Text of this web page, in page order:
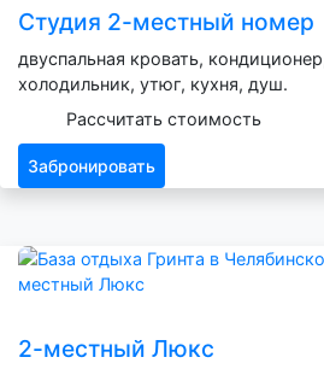
Студия 2-местный номер
двуспальная кровать,
холодильник, утюг, кухня, душ.
Рассчитать стоимость
Забронировать
2-местный Люкс